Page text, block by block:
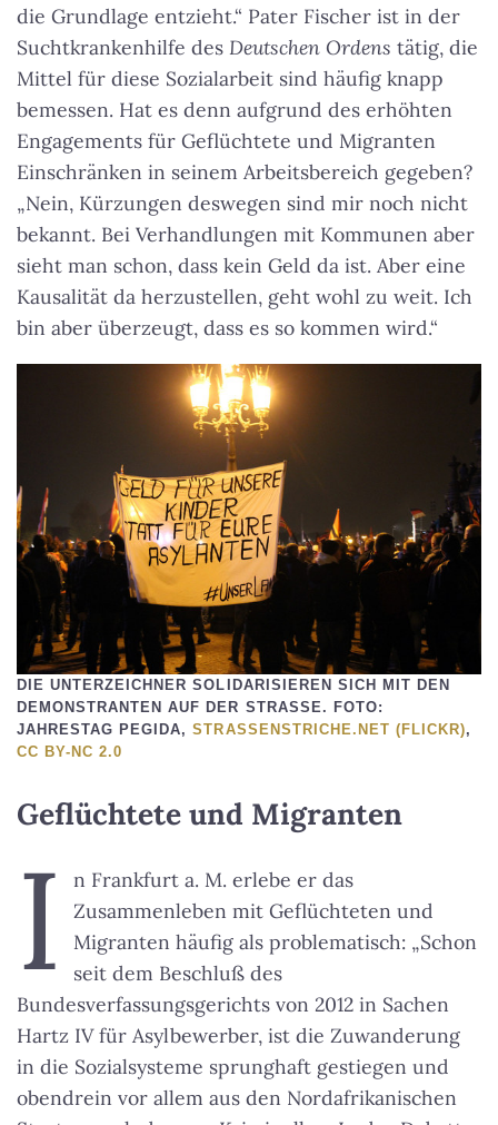
die Grundlage entzieht.“ Pater Fischer ist in der
Suchtkrankenhilfe des Deutschen Ordens tätig, die
Mittel für diese Sozialarbeit sind häufig knapp
bemessen. Hat es denn aufgrund des erhöhten
Engagements für Geflüchtete und Migranten
Einschränken in seinem Arbeitsbereich gegeben?
„Nein, Kürzungen deswegen sind mir noch nicht
bekannt. Bei Verhandlungen mit Kommunen aber
sieht man schon, dass kein Geld da ist. Aber eine
Kausalität da herzustellen, geht wohl zu weit. Ich
bin aber überzeugt, dass es so kommen wird.“
DIE UNTERZEICHNER SOLIDARISIEREN SICH MIT DEN
DEMONSTRANTEN AUF DER STRASSE. FOTO: J
AHRESTAG PEGIDA, STRASSENSTRICHE.NET (FLICKR),
CC BY-NC 2.0
Geflüchtete und Migranten
I
n Frankfurt a. M. erlebe er das
Zusammenleben mit Geflüchteten und
Migranten häufig als problematisch: „Schon
seit dem Beschluß des
Bundesverfassungsgerichts von 2012 in Sachen
Hartz IV für Asylbewerber, ist die Zuwanderung
in die Sozialsysteme sprunghaft gestiegen und
obendrein vor allem aus den Nordafrikanischen